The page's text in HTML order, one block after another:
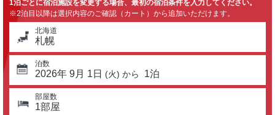
1泊ごとに宿泊施設を変更する場合、最初の宿泊条件を入力してください。
※2泊目以降は選択内容のご確認（カート）から追加いただけます。
北海道
札幌
泊数
2026年 9月 1日 (火) から 1泊
部屋数
1部屋